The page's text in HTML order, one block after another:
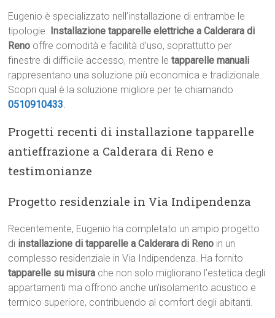
Eugenio è specializzato nell’installazione di entrambe le
tipologie. Installazione tapparelle elettriche a Calderara di
Reno offre comodità e facilità d’uso, soprattutto per
finestre di difficile accesso, mentre letapparelle manuali
rappresentano una soluzione più economica e tradizionale.
Scopri qual è la soluzione migliore per te chiamando
0510910433.
Progetti recenti di installazione tapparelle
antieffrazione a Calderara di Reno e
testimonianze
Progetto residenziale in Via Indipendenza
Recentemente, Eugenio ha completato un ampio progetto
di installazione di tapparelle a Calderara di Reno in un
complesso residenziale in Via Indipendenza. Ha fornito
tapparelle su misura che non solo migliorano l’estetica degli
appartamenti ma offrono anche un’isolamento acustico e
termico superiore, contribuendo al comfort degli abitanti.